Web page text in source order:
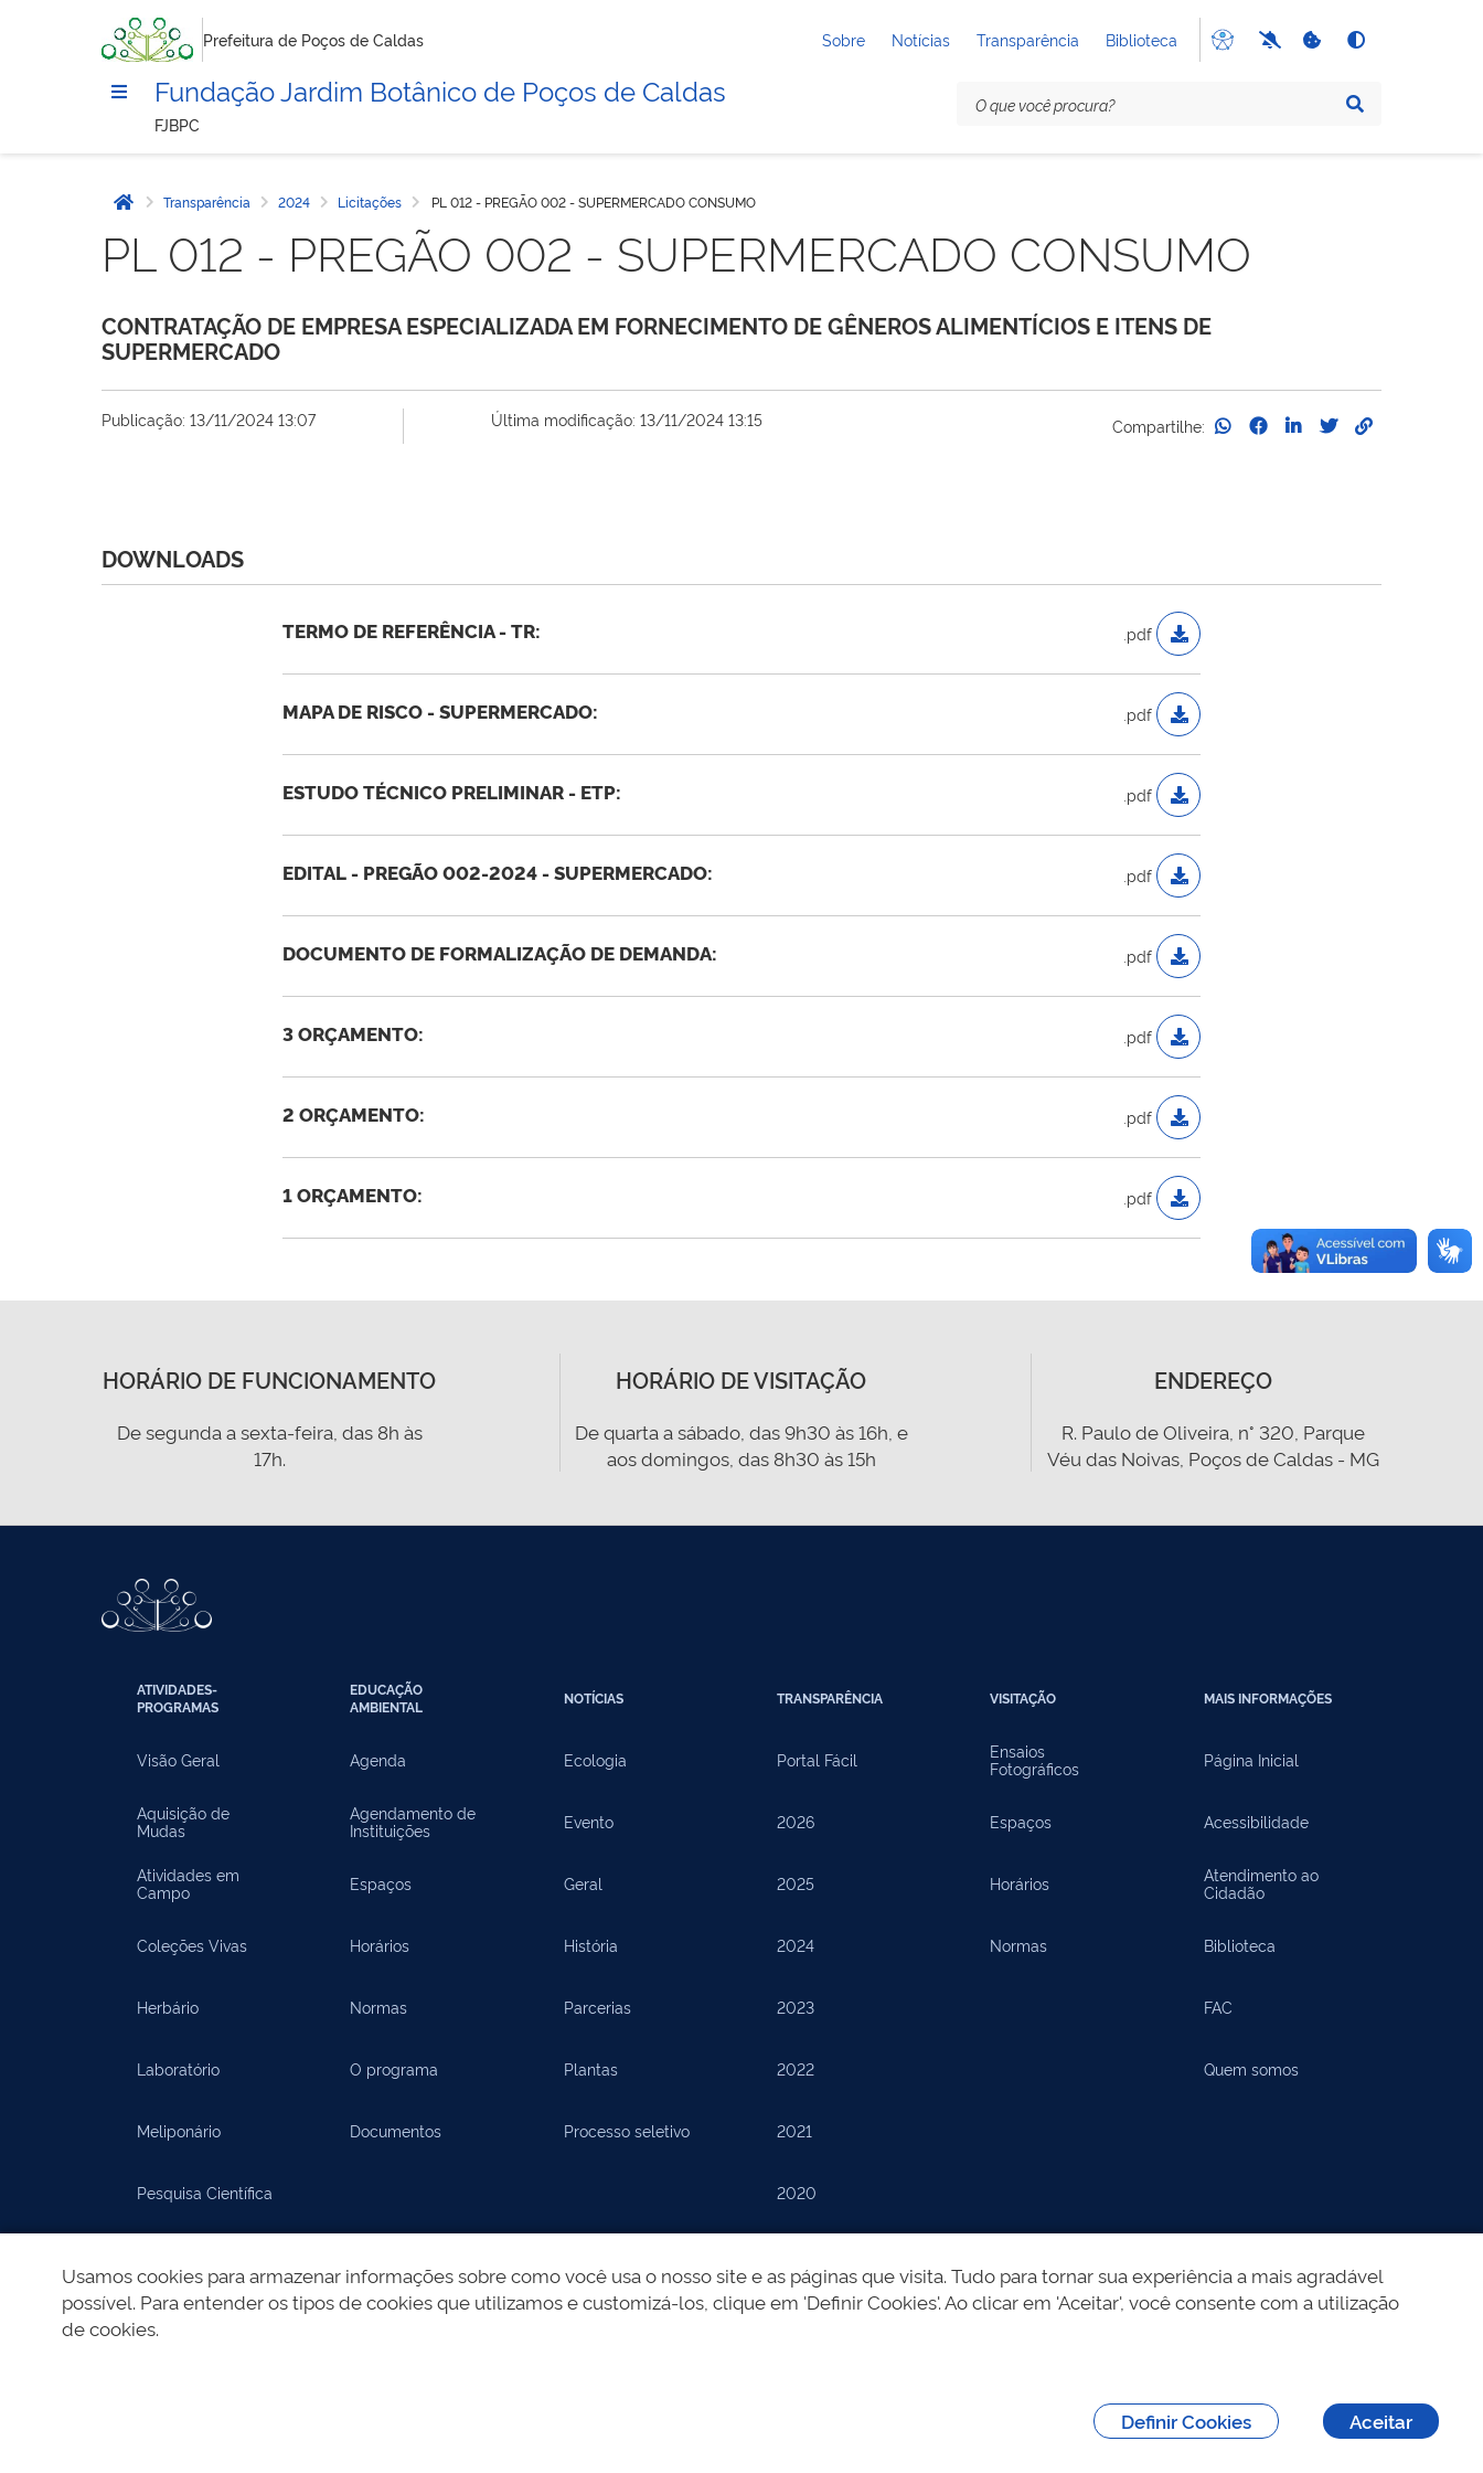
Prefeitura de Poços de Caldas Sobre Notícias Transparência Biblioteca
Fundação Jardim Botânico de Poços de Caldas
FJBPC
Página inicial
Transparência 2024 Licitações PL 012 - PREGÃO 002 - SUPERMERCADO CONSUMO
PL 012 - PREGÃO 002 - SUPERMERCADO CONSUMO
CONTRATAÇÃO DE EMPRESA ESPECIALIZADA EM FORNECIMENTO DE GÊNEROS ALIMENTÍCIOS E ITENS DE
SUPERMERCADO
Publicação: 13/11/2024 13:07 Última modificação: 13/11/2024 13:15 Compartilhe:
DOWNLOADS
TERMO DE REFERÊNCIA - TR: .pdf
MAPA DE RISCO - SUPERMERCADO: .pdf
ESTUDO TÉCNICO PRELIMINAR - ETP: .pdf
EDITAL - PREGÃO 002-2024 - SUPERMERCADO: .pdf
DOCUMENTO DE FORMALIZAÇÃO DE DEMANDA: .pdf
3 ORÇAMENTO: .pdf
2 ORÇAMENTO: .pdf
1 ORÇAMENTO: .pdf
HORÁRIO DE FUNCIONAMENTO
De segunda a sexta-feira, das 8h às
17h.
HORÁRIO DE VISITAÇÃO
De quarta a sábado, das 9h30 às 16h, e
aos domingos, das 8h30 às 15h
ENDEREÇO
R. Paulo de Oliveira, n° 320, Parque
Véu das Noivas, Poços de Caldas - MG
ATIVIDADES-
PROGRAMAS
Visão Geral
Aquisição de
Mudas
Atividades em
Campo
Coleções Vivas
Herbário
Laboratório
Meliponário
Pesquisa Científica
EDUCAÇÃO
AMBIENTAL
Agenda
Agendamento de
Instituições
Espaços
Horários
Normas
O programa
Documentos
NOTÍCIAS
Ecologia
Evento
Geral
História
Parcerias
Plantas
Processo seletivo
TRANSPARÊNCIA
Portal Fácil
2026
2025
2024
2023
2022
2021
2020
VISITAÇÃO
Ensaios
Fotográficos
Espaços
Horários
Normas
MAIS INFORMAÇÕES
Página Inicial
Acessibilidade
Atendimento ao
Cidadão
Biblioteca
FAC
Quem somos
REDES SOCIAIS
Usamos cookies para armazenar informações sobre como você usa o nosso site e as páginas que visita. Tudo para tornar sua experiência a mais agradável
possível. Para entender os tipos de cookies que utilizamos e customizá-los, clique em 'Definir Cookies'. Ao clicar em 'Aceitar', você consente com a utilização
de cookies.
Definir Cookies Aceitar